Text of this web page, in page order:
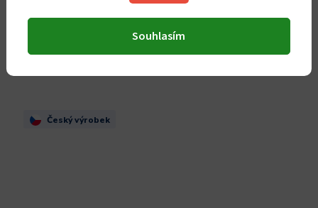
Souhlasím
Zvolit variantu
Český výrobek